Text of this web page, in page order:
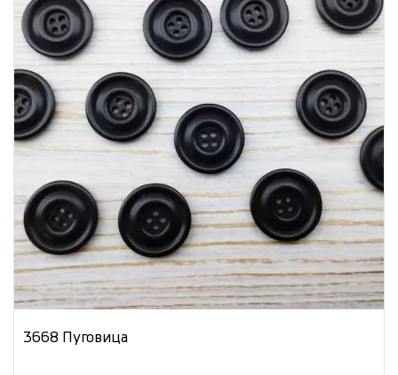
3668 Пуговица